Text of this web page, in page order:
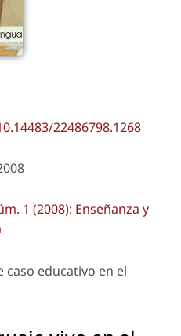
22486798.1268
1 (2008): Enseñanza y
caso educativo en el